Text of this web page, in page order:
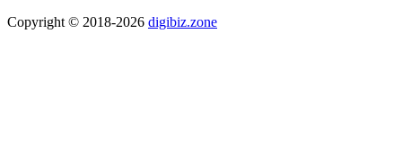
Copyright © 2018-2026 digibiz.zone